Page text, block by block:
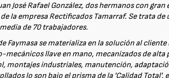
José Rafael González, dos hermanos con
la empresa Rectificados Tamarraf. Se trata
de 70 trabajadores.
Faymasa se materializa en la solución al
llave en mano, mecanizados de
montajes industriales, manutención,
lo son bajo el prisma de la 'Calidad Total',